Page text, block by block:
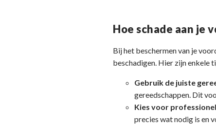
Hoe schade aan je
Bij het beschermen van je
beschadigen. Hier zijn enkele
Gebruik de juiste
gereedschappen. Dit
Kies voor
precies wat nodig is en